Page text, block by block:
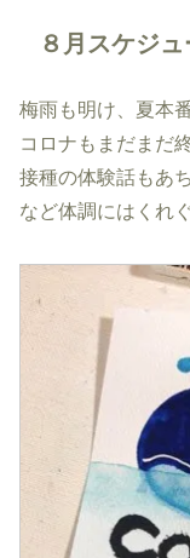
８月スケジ
梅雨も明け、夏本
コロナもまだまだ
接種の体験話もあ
など体調にはくれ